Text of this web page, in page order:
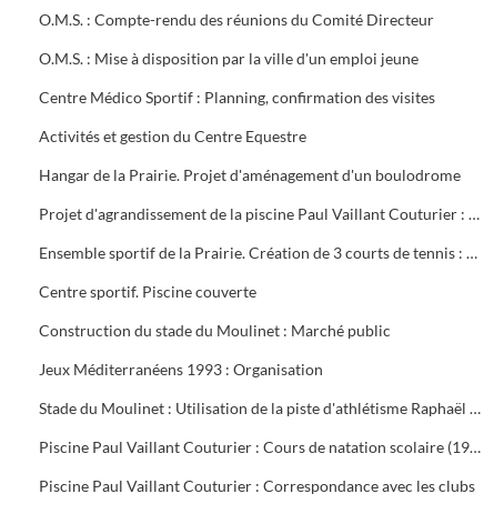
O.M.S. : Compte-rendu des réunions du Comité Directeur
O.M.S. : Mise à disposition par la ville d'un emploi jeune
Centre Médico Sportif : Planning, confirmation des visites
Activités et gestion du Centre Equestre
Hangar de la Prairie. Projet d'aménagement d'un boulodrome
Projet d'agrandissement de la piscine Paul Vaillant Couturier : 6 plans
Ensemble sportif de la Prairie. Création de 3 courts de tennis : 1ère tranche (1997). Projet d'éclairage (1983)
Centre sportif. Piscine couverte
Construction du stade du Moulinet : Marché public
Jeux Méditerranéens 1993 : Organisation
Stade du Moulinet : Utilisation de la piste d'athlétisme Raphaël Pujazon
Piscine Paul Vaillant Couturier : Cours de natation scolaire (1992-1999). Transport des scolaires (1995-1998). Utilisation de la piscine par les scolaires (1997-1998)
Piscine Paul Vaillant Couturier : Correspondance avec les clubs